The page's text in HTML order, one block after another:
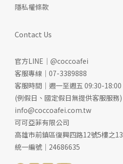
隱私權條款
Contact Us
官方LINE｜@coccoafei
客服專線｜07-3389888
客服時間｜週一至週五 09:30-18:00
(例假日、國定假日無提供客服服務)
info@coccoafei.com.tw
可可亞菲有限公司
高雄市前鎮區復興四路12號5樓之13
統一編號｜24686635